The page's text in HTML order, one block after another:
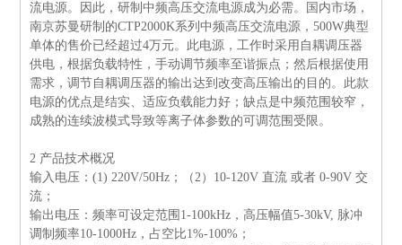
流电源。因此，研制中频高压交流电源成为必需。国内市场，
南京苏曼研制的CTP2000K系列中频高压交流电源，500W典型
单体的售价已经超过4万元。此电源，工作时采用自耦调压器
供电，根据负载特性，手动调节频率至谐振点；然后根据使用
需求，调节自耦调压器的输出达到改变高压输出的目的。此款
电源的优点是结实、适应负载能力好；缺点是中频范围较窄，
成熟的连续波模式导致等离子体参数的可调范围受限。
2 产品技术概况
输入电压：(1) 220V/50Hz ；（2） 10-120V直流 或者0-90V交
流；
输出电压：频率可设定范围 1-100kHz ，高压幅值5-30kV, 脉冲
调制频率10-1000Hz ，占空比1%-100% ；